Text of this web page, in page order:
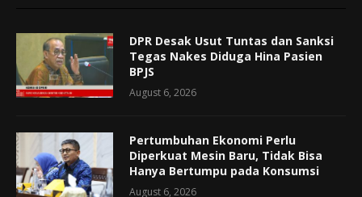
DPR Desak Usut Tuntas dan Sanksi
Tegas Nakes Diduga Hina Pasien
BPJS
August 6, 2026
Pertumbuhan Ekonomi Perlu
Diperkuat Mesin Baru, Tidak Bisa
Hanya Bertumpu pada Konsumsi
August 6, 2026